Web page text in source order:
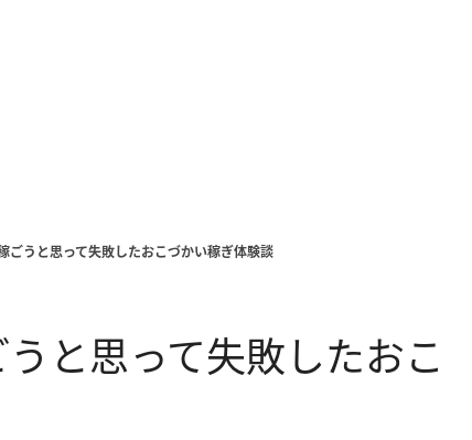
うと思って失敗したおこづかい稼ぎ体験談
と思って失敗したおこ